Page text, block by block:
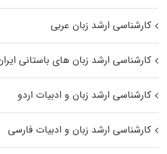
کارشناسی ارشد زبان عربی
کارشناسی ارشد زبان‌ های باستانی
کارشناسی ارشد زبان و ادبیات اردو
کارشناسی ارشد زبان و ادبیات فارسی